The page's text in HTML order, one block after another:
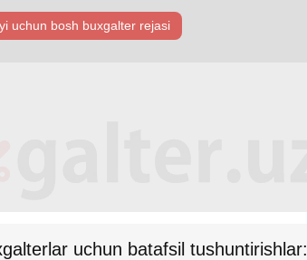
uchun bosh buхgalter rejasi
uchun batafsil tushuntirishlar: